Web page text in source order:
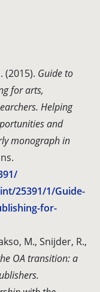
(2015). Guide to
for arts,
Helping
and
monograph in
25391/1/Guide-
for-
M., Snijder, R.,
OA transition: a